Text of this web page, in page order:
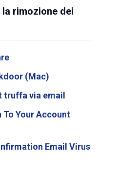
rimozione dei
(Mac)
truffa via email
To Your Account
Email Virus